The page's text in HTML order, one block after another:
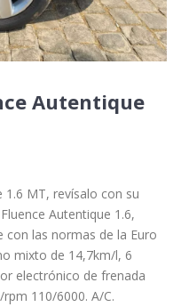
Autentique
1.6 MT, revísalo con su
Autentique 1.6,
con las normas de la Euro
mixto de 14,7km/l, 6
electrónico de frenada
rpm 110/6000. A/C.